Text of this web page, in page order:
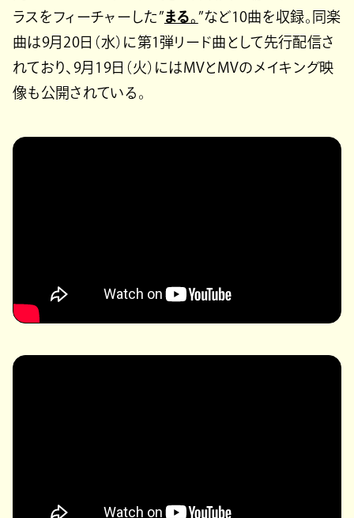
ラスをフィーチャーした”まる。 ”など10曲を収録。同楽
曲は9月20日（水）に第1弾リード曲として先行配信さ
れており、9月19日（火）にはMVとMVのメイキング映
像も公開されている。